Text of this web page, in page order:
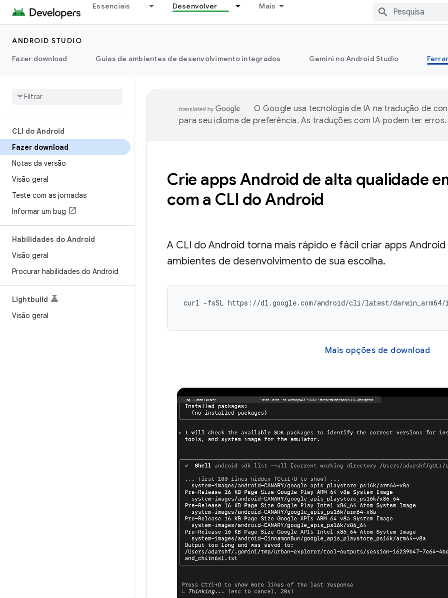
Essenciais Desenvolver Mais
ANDROID STUDIO
Fazer download
Guias de ambientes de desenvolvimento integrados Gemini no Android Studio
CLI do Android
Fazer download
Notas da versão
Visão geral
Teste com as jornadas
Informar um bug
Habilidades do Android
Visão geral
Procurar habilidades do Android
Lightbuild
Visão geral
O Google usa tecnologia de IA na tradução de
para seu idioma de preferência. As traduções com IA podem ter erros.
Crie apps Android de alta qualidade
com a CLI do Android
A CLI do Android torna mais rápido e fácil criar apps
ambientes de desenvolvimento de sua escolha.
curl -fsSL https://dl.google.com/android/cli/latest/
Mais opções de download